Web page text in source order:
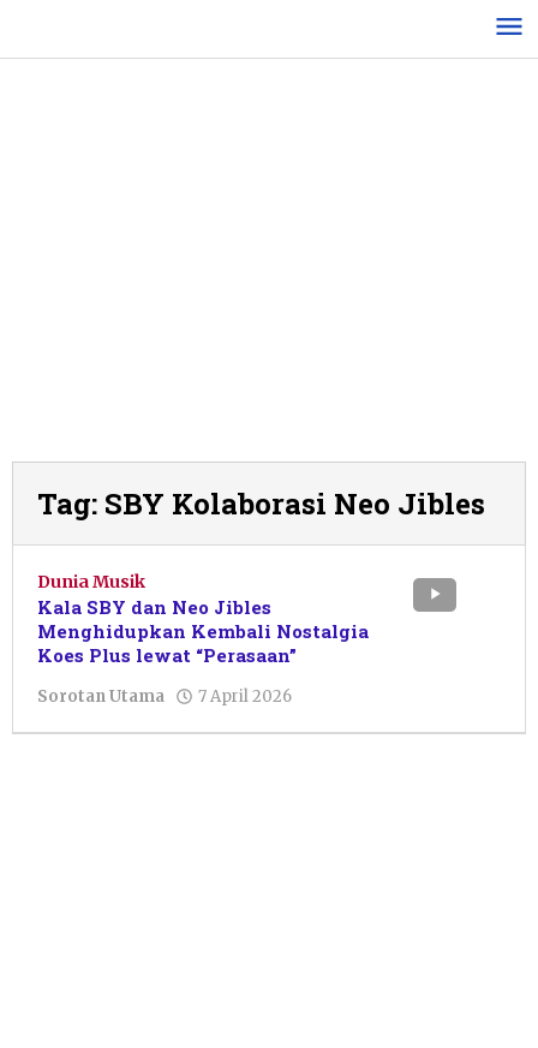
konten
Tag: SBY Kolaborasi Neo Jibles
Dunia Musik
Kala SBY dan Neo Jibles
Menghidupkan Kembali Nostalgia
Koes Plus lewat “Perasaan”
Sorotan Utama 7 April 2026
Wulandari